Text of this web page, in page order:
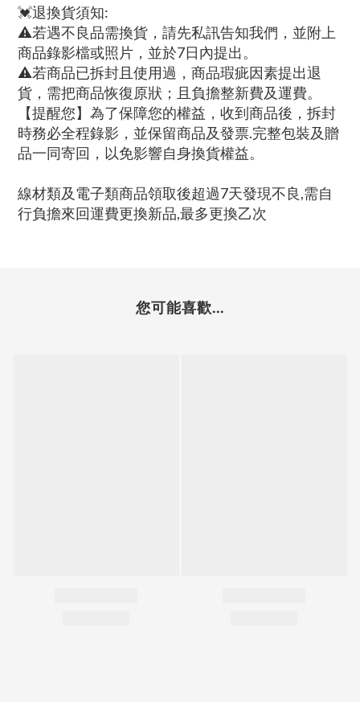
💓退換貨須知:
⚠若遇不良品需換貨，請先私訊告知我們，並附上
商品錄影檔或照片，並於7日內提出。
⚠若商品已拆封且使用過，商品瑕疵因素提出退
貨，需把商品恢復原狀；且負擔整新費及運費。
【提醒您】為了保障您的權益，收到商品後，拆封
時務必全程錄影，並保留商品及發票.完整包裝及贈
品一同寄回，以免影響自身換貨權益。
線材類及電子類商品領取後超過7天發現不良,需自
行負擔來回運費更換新品,最多更換乙次
您可能喜歡...